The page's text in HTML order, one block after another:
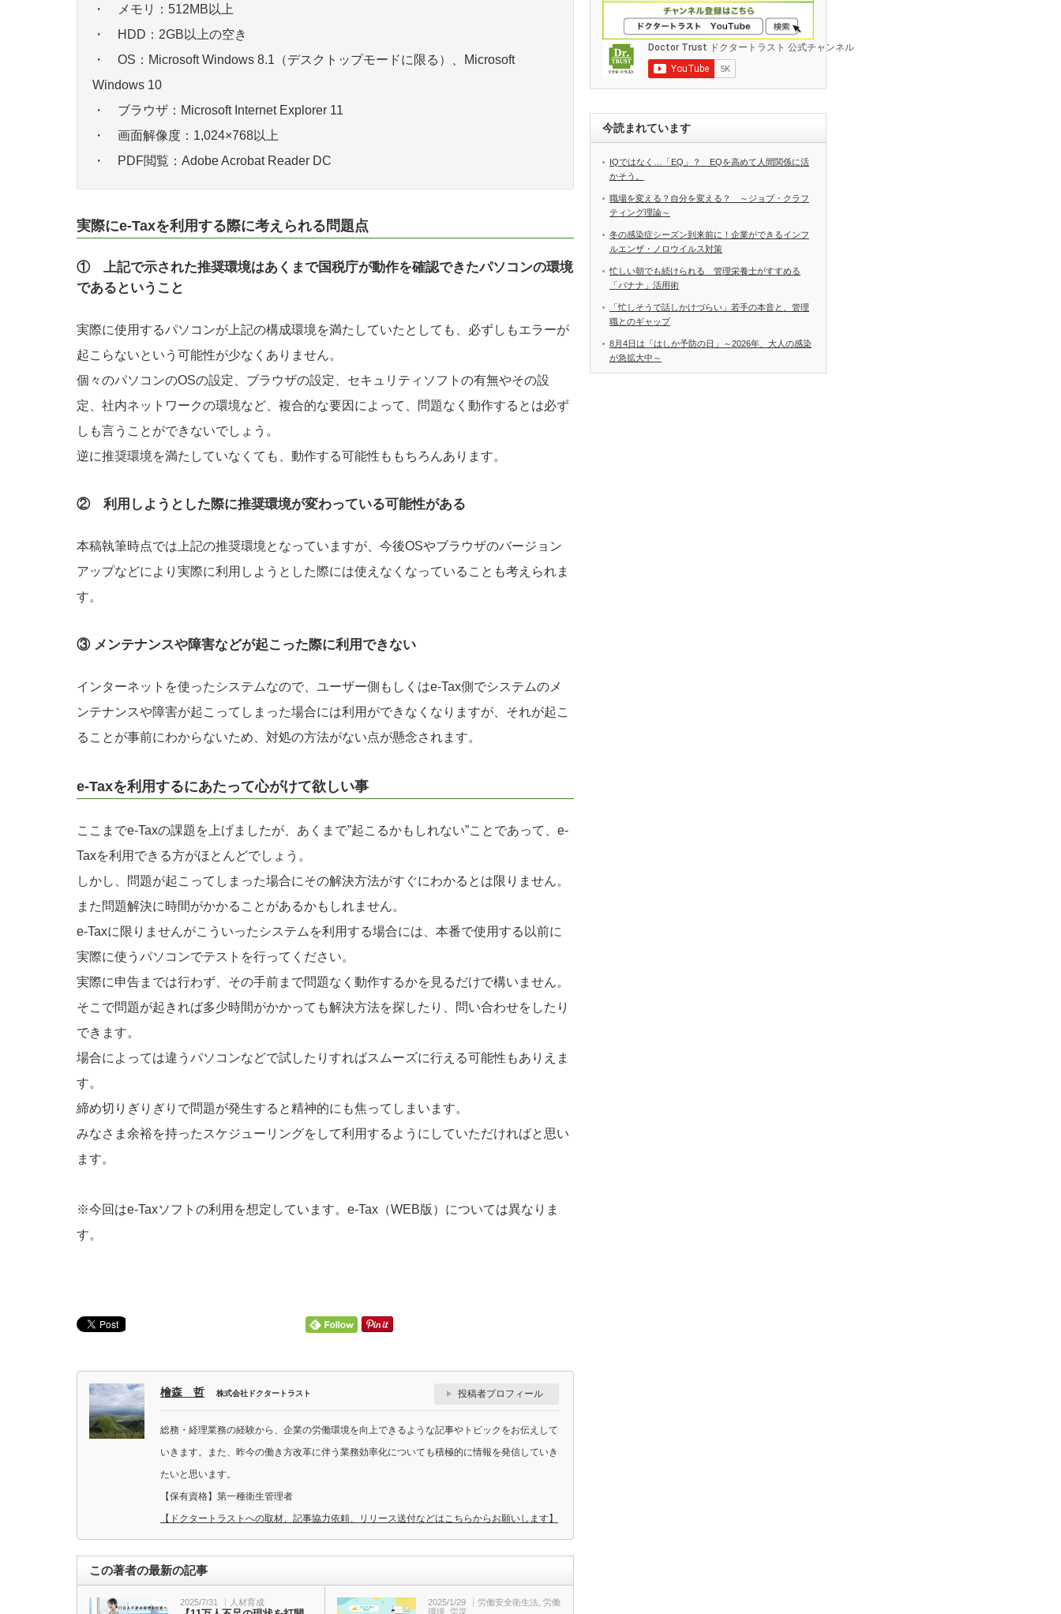
・ メモリ：512MB以上
・ HDD：2GB以上の空き
・ OS：Microsoft Windows 8.1（デスクトップモードに限る）、Microsoft
Windows 10
・ ブラウザ：Microsoft Internet Explorer 11
・ 画面解像度：1,024×768以上
・ PDF閲覧：Adobe Acrobat Reader DC
実際にe-Taxを利用する際に考えられる問題点
① 上記で示された推奨環境はあくまで国税庁が動作を確認できたパソコンの環境
であるということ
実際に使用するパソコンが上記の構成環境を満たしていたとしても、必ずしもエラーが
起こらないという可能性が少なくありません。
個々のパソコンのOSの設定、ブラウザの設定、セキュリティソフトの有無やその設
定、社内ネットワークの環境など、複合的な要因によって、問題なく動作するとは必ず
しも言うことができないでしょう。
逆に推奨環境を満たしていなくても、動作する可能性ももちろんあります。
② 利用しようとした際に推奨環境が変わっている可能性がある
本稿執筆時点では上記の推奨環境となっていますが、今後OSやブラウザのバージョン
アップなどにより実際に利用しようとした際には使えなくなっていることも考えられま
す。
③ メンテナンスや障害などが起こった際に利用できない
インターネットを使ったシステムなので、ユーザー側もしくはe-Tax側でシステムのメ
ンテナンスや障害が起こってしまった場合には利用ができなくなりますが、それが起こ
ることが事前にわからないため、対処の方法がない点が懸念されます。
e-Taxを利用するにあたって心がけて欲しい事
ここまでe-Taxの課題を上げましたが、あくまで”起こるかもしれない”ことであって、e-
Taxを利用できる方がほとんどでしょう。
しかし、問題が起こってしまった場合にその解決方法がすぐにわかるとは限りません。
また問題解決に時間がかかることがあるかもしれません。
e-Taxに限りませんがこういったシステムを利用する場合には、本番で使用する以前に
実際に使うパソコンでテストを行ってください。
実際に申告までは行わず、その手前まで問題なく動作するかを見るだけで構いません。
そこで問題が起きれば多少時間がかかっても解決方法を探したり、問い合わせをしたり
できます。
場合によっては違うパソコンなどで試したりすればスムーズに行える可能性もありえま
す。
締め切りぎりぎりで問題が発生すると精神的にも焦ってしまいます。
みなさま余裕を持ったスケジューリングをして利用するようにしていただければと思い
ます。
※今回はe-Taxソフトの利用を想定しています。e-Tax（WEB版）については異なりま
す。
檜森 哲 株式会社ドクタートラスト 投稿者プロフィール
総務・経理業務の経験から、企業の労働環境を向上できるような記事やトピックをお伝えして
いきます。また、昨今の働き方改革に伴う業務効率化についても積極的に情報を発信していき
たいと思います。
【保有資格】第一種衛生管理者
【ドクタートラストへの取材、記事協力依頼、リリース送付などはこちらからお願いします】
この著者の最新の記事
2025/7/31 人材育成 2025/1/29 労働安全衛生法, 労働
環境 労災
今読まれています
IQではなく…「EQ」？ EQを高めて人間関係に活
かそう。
職場を変える？自分を変える？ ～ジョブ・クラフ
ティング理論～
冬の感染症シーズン到来前に！企業ができるインフ
ルエンザ・ノロウイルス対策
忙しい朝でも続けられる 管理栄養士がすすめる
「バナナ」活用術
「忙しそうで話しかけづらい」若手の本音と、管理
職とのギャップ
8月4日は「はしか予防の日」～2026年、大人の感染
が急拡大中～